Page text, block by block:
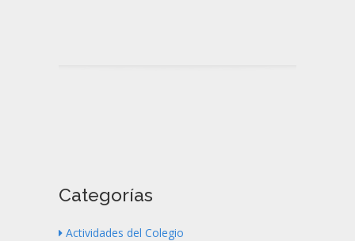
Categorías
Actividades del Colegio